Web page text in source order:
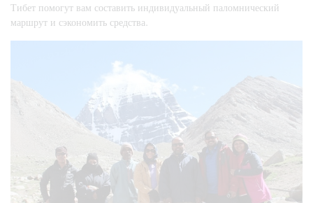
Тибет помогут вам составить индивидуальный паломнический
маршрут и сэкономить средства.